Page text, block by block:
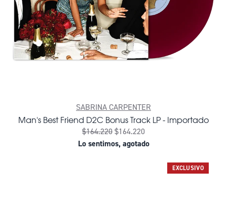
SABRINA CARPENTER
Man's Best Friend D2C Bonus Track LP - Importado
$164.220$164.220
Lo sentimos, agotado
EXCLUSIVO